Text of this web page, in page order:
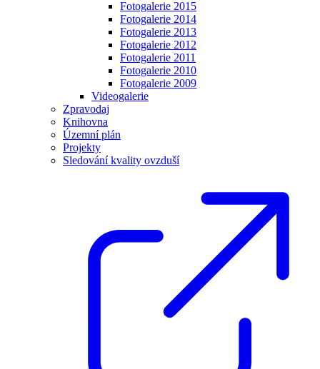
Fotogalerie 2015
Fotogalerie 2014
Fotogalerie 2013
Fotogalerie 2012
Fotogalerie 2011
Fotogalerie 2010
Fotogalerie 2009
Videogalerie
Zpravodaj
Knihovna
Územní plán
Projekty
Sledování kvality ovzduší